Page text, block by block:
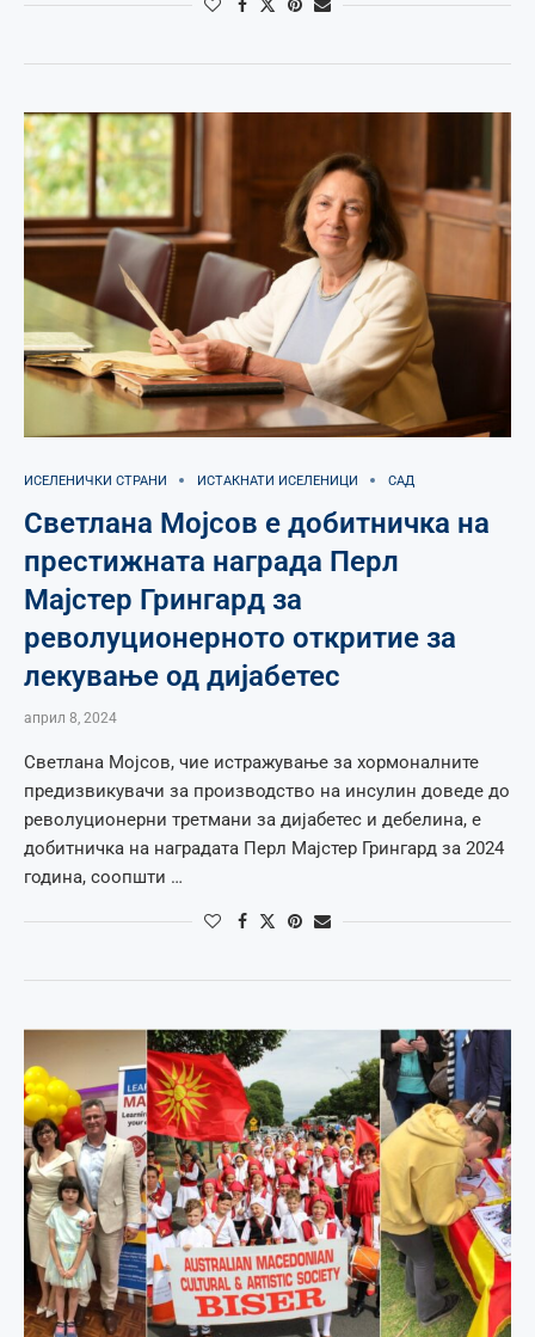
ИСЕЛЕНИЧКИ СТРАНИ ИСТАКНАТИ ИСЕЛЕНИЦИ САД
Светлана Мојсов е добитничка на
престижната награда Перл
Мајстер Грингард за
револуционерното откритие за
лекување од дијабетес
април 8, 2024
Светлана Мојсов, чие истражување за хормоналните
предизвикувачи за производство на инсулин доведе до
револуционерни третмани за дијабетес и дебелина, е
добитничка на наградата Перл Мајстер Грингард за 2024
година, соопшти …